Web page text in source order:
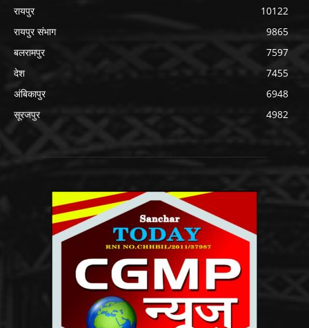
रायपुर
10122
रायपुर संभाग
9865
बलरामपुर
7597
देश
7455
अंबिकापुर
6948
सूरजपुर
4982